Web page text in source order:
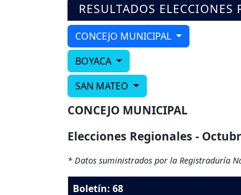
RESULTADOS
CONCEJO MUNICIPAL
BOYACA
SAN MATEO
CONCEJO MUNICIPAL
Elecciones Regionales -
* Datos suministrados por la Registraduría
Boletín: 68